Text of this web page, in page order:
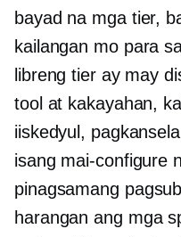
bayad na mga tier,
kailangan mo para
libreng tier ay may
tool at kakayahan,
iiskedyul,
isang mai-configure
pinagsamang
harangan ang mga